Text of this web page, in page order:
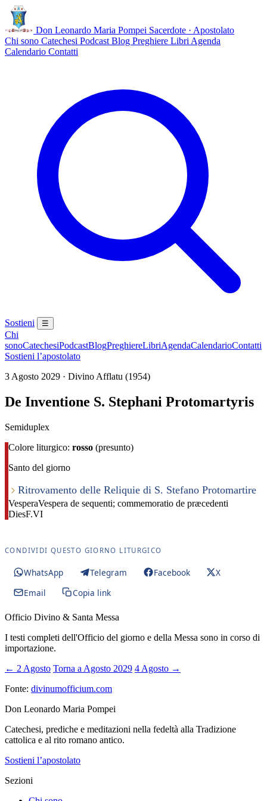
Don Leonardo Maria Pompei Sacerdote · Apostolato
Chi sono Catechesi Podcast Blog Preghiere Libri Agenda
Calendario Contatti
Sostieni ☰
Chi
sonoCatechesiPodcastBlogPreghiereLibriAgendaCalendarioContatti
Sostieni l’apostolato
3 Agosto 2029 · Divino Afflatu (1954)
De Inventione S. Stephani Protomartyris
Semiduplex
Colore liturgico: rosso (presunto)
Santo del giorno
Ritrovamento delle Reliquie di S. Stefano Protomartire
VesperaVespera de sequenti; commemoratio de præcedenti
DiesF.VI
CONDIVIDI QUESTO GIORNO LITURGICO
WhatsApp Telegram Facebook
X
Email
Copia link
Officio Divino & Santa Messa
I testi completi dell'Officio del giorno e della Messa sono in corso di
importazione.
← 2 Agosto Torna a Agosto 2029 4 Agosto →
Fonte: divinumofficium.com
Don Leonardo Maria Pompei
Catechesi, prediche e meditazioni nella fedeltà alla Tradizione
cattolica e al rito romano antico.
Sostieni l’apostolato
Sezioni